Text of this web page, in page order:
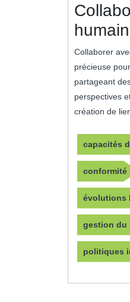
Collaborer
précieuse
partageant
perspectives
création de
capacités
conformité
évolutions
gestion du
politiques